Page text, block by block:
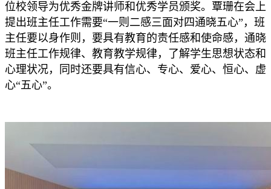
位校领导为优秀金牌讲师和优秀学员颁奖。覃珊在会上
提出班主任工作需要“一则二感三面对四通晓五心”，班
主任要以身作则，要具有教育的责任感和使命感，通晓
班主任工作规律、教育教学规律，了解学生思想状态和
心理状况，同时还要具有信心、专心、爱心、恒心、虚
心“五心”。